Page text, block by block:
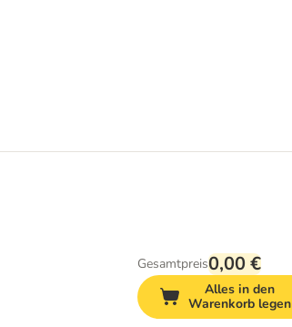
Gesamtpreis0,00 €
Alles in den
Warenkorb legen